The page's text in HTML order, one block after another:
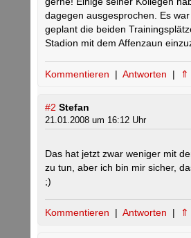
dagegen ausgesprochen. Es
geplant die beiden
Stadion mit dem Affenzaun
Kommentieren | Antworten | ⇑
#2 Stefan
21.01.2008 um 16:12 Uhr
Das hat jetzt zwar weniger mit
zu tun, aber ich bin mir sicher,
;)
Kommentieren | Antworten | ⇑